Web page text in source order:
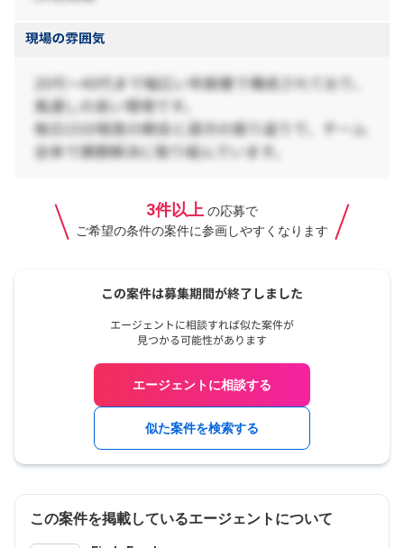
3件以上 の応募で
ご希望の条件の案件に参画しやすくなります
エージェントに相談する
似た案件を検索する
この案件を掲載しているエージェントについて